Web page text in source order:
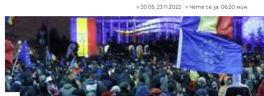
20:05, 23.11.2022 Чете се за: 06:20 мин.